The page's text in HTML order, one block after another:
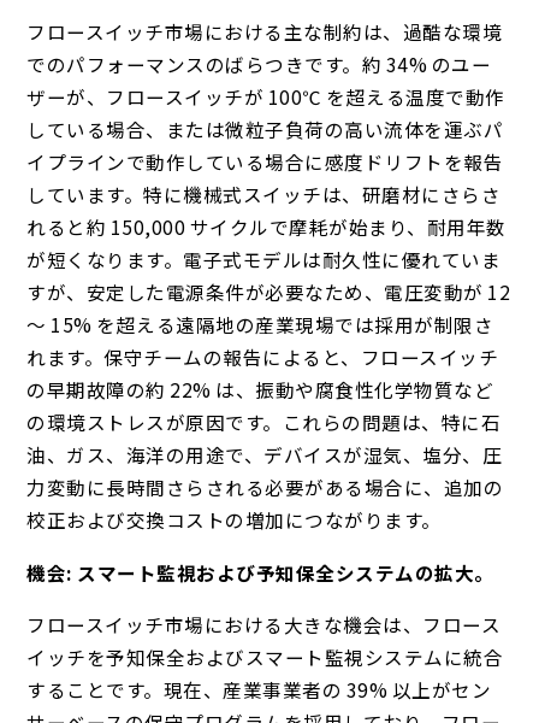
フロースイッチ市場における主な制約は、過酷な環境
でのパフォーマンスのばらつきです。約 34% のユー
ザーが、フロースイッチが 100℃ を超える温度で動作
している場合、または微粒子負荷の高い流体を運ぶパ
イプラインで動作している場合に感度ドリフトを報告
しています。特に機械式スイッチは、研磨材にさらさ
れると約 150,000 サイクルで摩耗が始まり、耐用年数
が短くなります。電子式モデルは耐久性に優れていま
すが、安定した電源条件が必要なため、電圧変動が 12
～ 15% を超える遠隔地の産業現場では採用が制限さ
れます。保守チームの報告によると、フロースイッチ
の早期故障の約 22% は、振動や腐食性化学物質など
の環境ストレスが原因です。これらの問題は、特に石
油、ガス、海洋の用途で、デバイスが湿気、塩分、圧
力変動に長時間さらされる必要がある場合に、追加の
校正および交換コストの増加につながります。
機会: スマート監視および予知保全システムの拡大。
フロースイッチ市場における大きな機会は、フロース
イッチを予知保全およびスマート監視システムに統合
することです。現在、産業事業者の 39% 以上がセン